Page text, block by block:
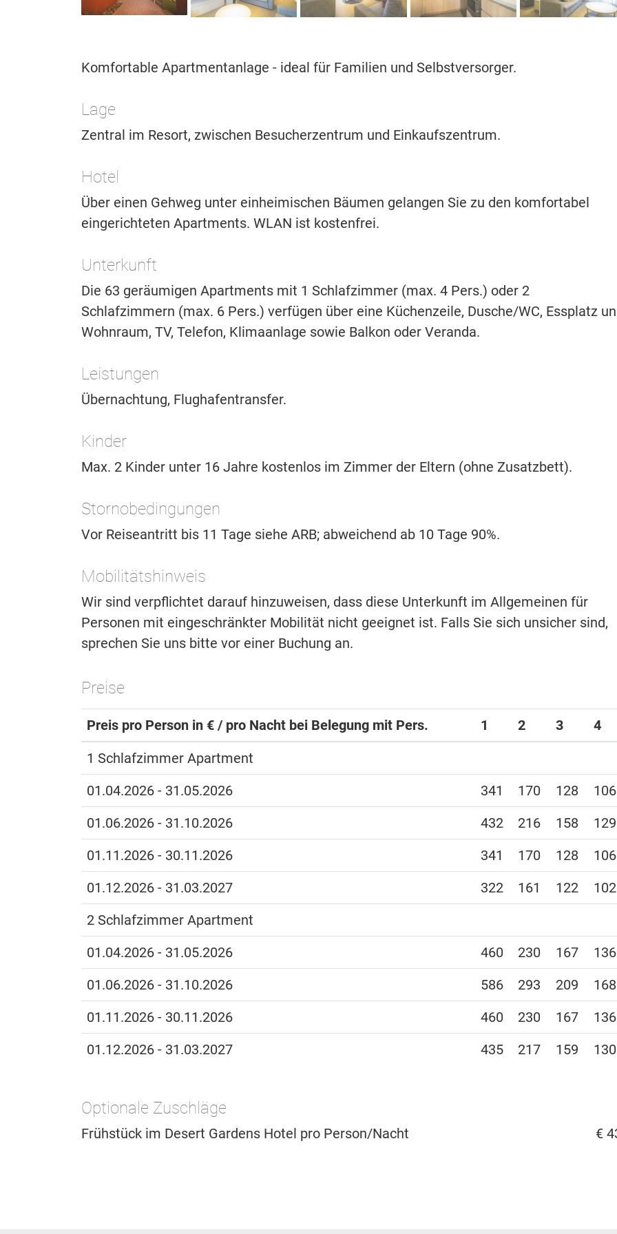
Komfortable Apartmentanlage - ideal für Familien und Selbstversorger.
Lage
Zentral im Resort, zwischen Besucherzentrum und Einkaufszentrum.
Hotel
Über einen Gehweg unter einheimischen Bäumen gelangen Sie zu den komfortabel
eingerichteten Apartments. WLAN ist kostenfrei.
Unterkunft
Die 63 geräumigen Apartments mit 1 Schlafzimmer (max. 4 Pers.) oder 2
Schlafzimmern (max. 6 Pers.) verfügen über eine Küchenzeile, Dusche/WC, Essplatz
Wohnraum, TV, Telefon, Klimaanlage sowie Balkon oder Veranda.
Leistungen
Übernachtung, Flughafentransfer.
Kinder
Max. 2 Kinder unter 16 Jahre kostenlos im Zimmer der Eltern (ohne Zusatzbett).
Stornobedingungen
Vor Reiseantritt bis 11 Tage siehe ARB; abweichend ab 10 Tage 90%.
Mobilitätshinweis
Wir sind verpflichtet darauf hinzuweisen, dass diese Unterkunft im Allgemeinen für
Personen mit eingeschränkter Mobilität nicht geeignet ist. Falls Sie sich unsicher sind,
sprechen Sie uns bitte vor einer Buchung an.
Preise
Preis pro Person in € / pro Nacht bei Belegung mit Pers. 1 2 3
4
1 Schlafzimmer Apartment
01.04.2026 - 31.05.2026
341 170 128
106
01.06.2026 - 31.10.2026
432 216 158
129
01.11.2026 - 30.11.2026
341 170 128
106
01.12.2026 - 31.03.2027
322 161 122
102
2 Schlafzimmer Apartment
01.04.2026 - 31.05.2026
460 230 167
136
01.06.2026 - 31.10.2026
586 293 209
168
01.11.2026 - 30.11.2026
460 230 167
136
01.12.2026 - 31.03.2027
435 217 159 130
Optionale Zuschläge
Frühstück im Desert Gardens Hotel pro Person/Nacht €